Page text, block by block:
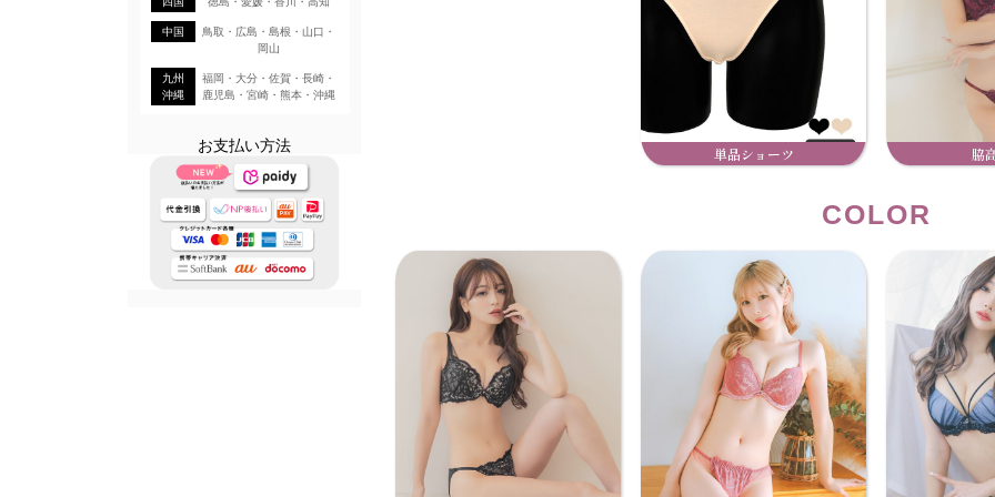
中国
鳥取・広島・島根・山口・
岡山
九州
沖縄
福岡・大分・佐賀・長崎・
鹿児島・宮崎・熊本・沖縄
お支払い方法 単品ショーツ 脇
COLOR